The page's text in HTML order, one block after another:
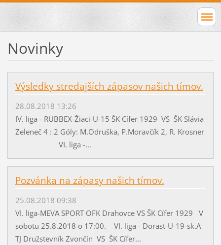
Novinky
Výsledky stredajších zápasov našich tímov.
28.08.2018 13:26
IV. liga - RUBBEX-Žiaci-U-15 ŠK Cífer 1929 VS ŠK Slávia
Zeleneč 4 : 2 Góly: M.Odruška, P.Moravčík 2, R. Krosner
VI. liga -...
Pozvánka na zápasy našich tímov.
25.08.2018 09:38
VI. liga-MEVA SPORT OFK Drahovce VS ŠK Cífer 1929 V
sobotu 25.8.2018 o 17:00. VI. liga - Dorast-U-19-sk.A
TJ Družstevník Zvončín VS ŠK Cífer...